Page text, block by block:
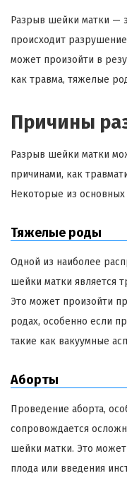
Разрыв шейки матки —
происходит
может произойти в
как травма, тяжелые
Причины
Разрыв шейки матки
причинами, как
Некоторые из
Тяжелые роды
Одной из наиболее
шейки матки является
Это может произойти
родах, особенно если
такие как вакуумные
Аборты
Проведение аборта,
сопровождается
шейки матки. Это
плода или введения